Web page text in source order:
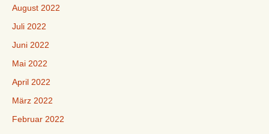
August 2022
Juli 2022
Juni 2022
Mai 2022
April 2022
März 2022
Februar 2022